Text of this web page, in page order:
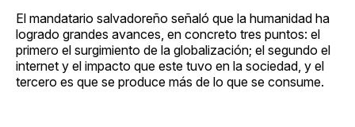
El mandatario salvadoreño señaló que la humanidad ha
logrado grandes avances, en concreto tres puntos: el
primero el surgimiento de la globalización; el segundo el
internet y el impacto que este tuvo en la sociedad, y el
tercero es que se produce más de lo que se consume.